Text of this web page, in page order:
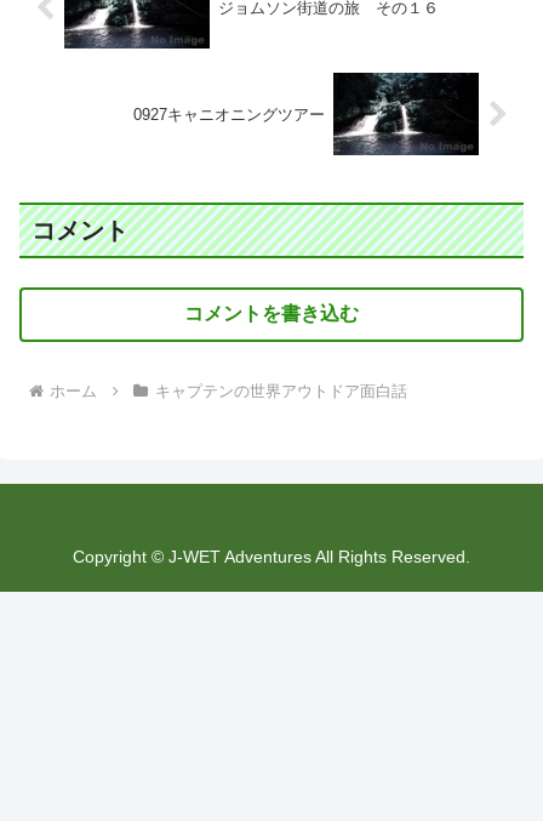
ジョムソン街道の旅 その１６
0927キャニオニングツアー
コメント
コメントを書き込む
ホーム キャプテンの世界アウトドア面白話
Copyright © J-WET Adventures All Rights Reserved.